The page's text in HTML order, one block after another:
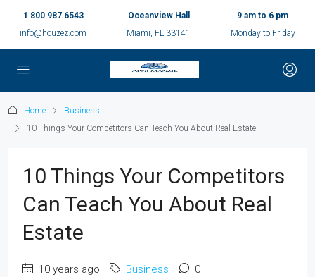
1 800 987 6543
info@houzez.com
Oceanview Hall
Miami, FL 33141
9 am to 6 pm
Monday to Friday
Home
Business
10 Things Your Competitors Can Teach You About Real Estate
10 Things Your Competitors
Can Teach You About Real
Estate
10 years ago Business 0